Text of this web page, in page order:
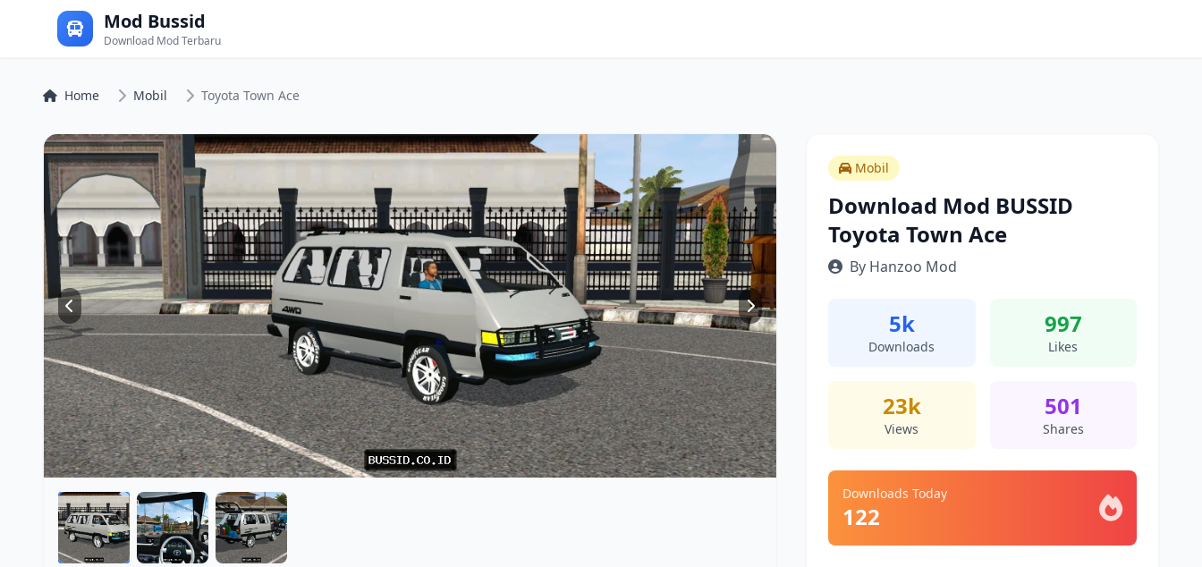
Mod Bussid
Download Mod Terbaru
Home Mobil Toyota Town Ace
Mobil
Download Mod BUSSID
Toyota Town Ace
By Hanzoo Mod
5k
Downloads
997
Likes
23k
Views
501
Shares
Downloads Today
122